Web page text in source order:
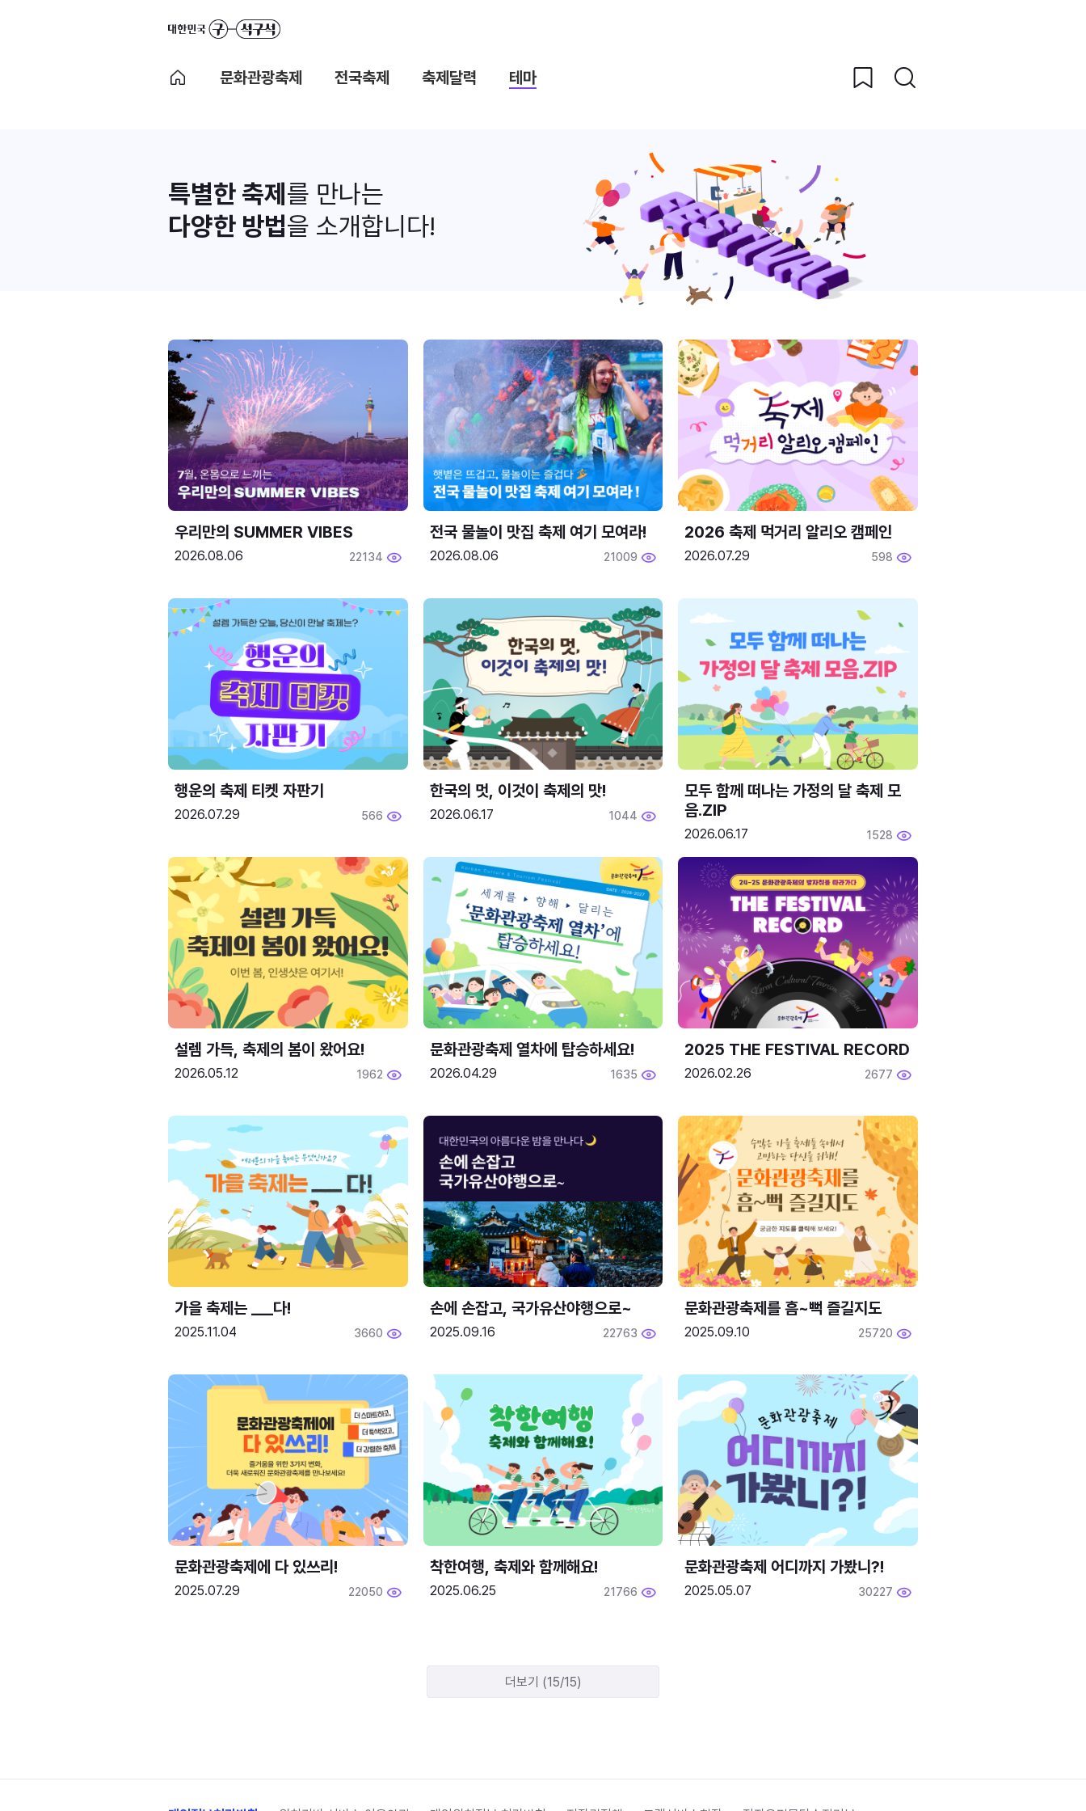
문화관광축제 전국축제 축제달력 테마
특별한 축제 를 만나는
다양한 방법을 소개합니다!
우리만의 SUMMER VIBES
2026.08.06 22134
전국 물놀이 맛집 축제 여기 모여라!
2026.08.06 21009
2026 축제 먹거리 알리오 캠페인
2026.07.29 598
행운의 축제 티켓 자판기
2026.07.29 566
한국의 멋, 이것이 축제의 맛!
2026.06.17 1044
모두 함께 떠나는 가정의 달 축제 모
음.ZIP
2026.06.17 1528
설렘 가득, 축제의 봄이 왔어요!
2026.05.12 1962
문화관광축제 열차에 탑승하세요!
2026.04.29 1635
2025 THE FESTIVAL RECORD
2026.02.26 2677
2025.11.04 3660
손에 손잡고, 국가유산야행으로~
2025.09.16 22763
문화관광축제를 흠~뻑 즐길지도
2025.09.10 25720
문화관광축제에 다 있쓰리!
2025.07.29 22050
착한여행, 축제와 함께해요!
2025.06.25 21766
문화관광축제 어디까지 가봤니?!
2025.05.07 30227
더보기 (15/15)